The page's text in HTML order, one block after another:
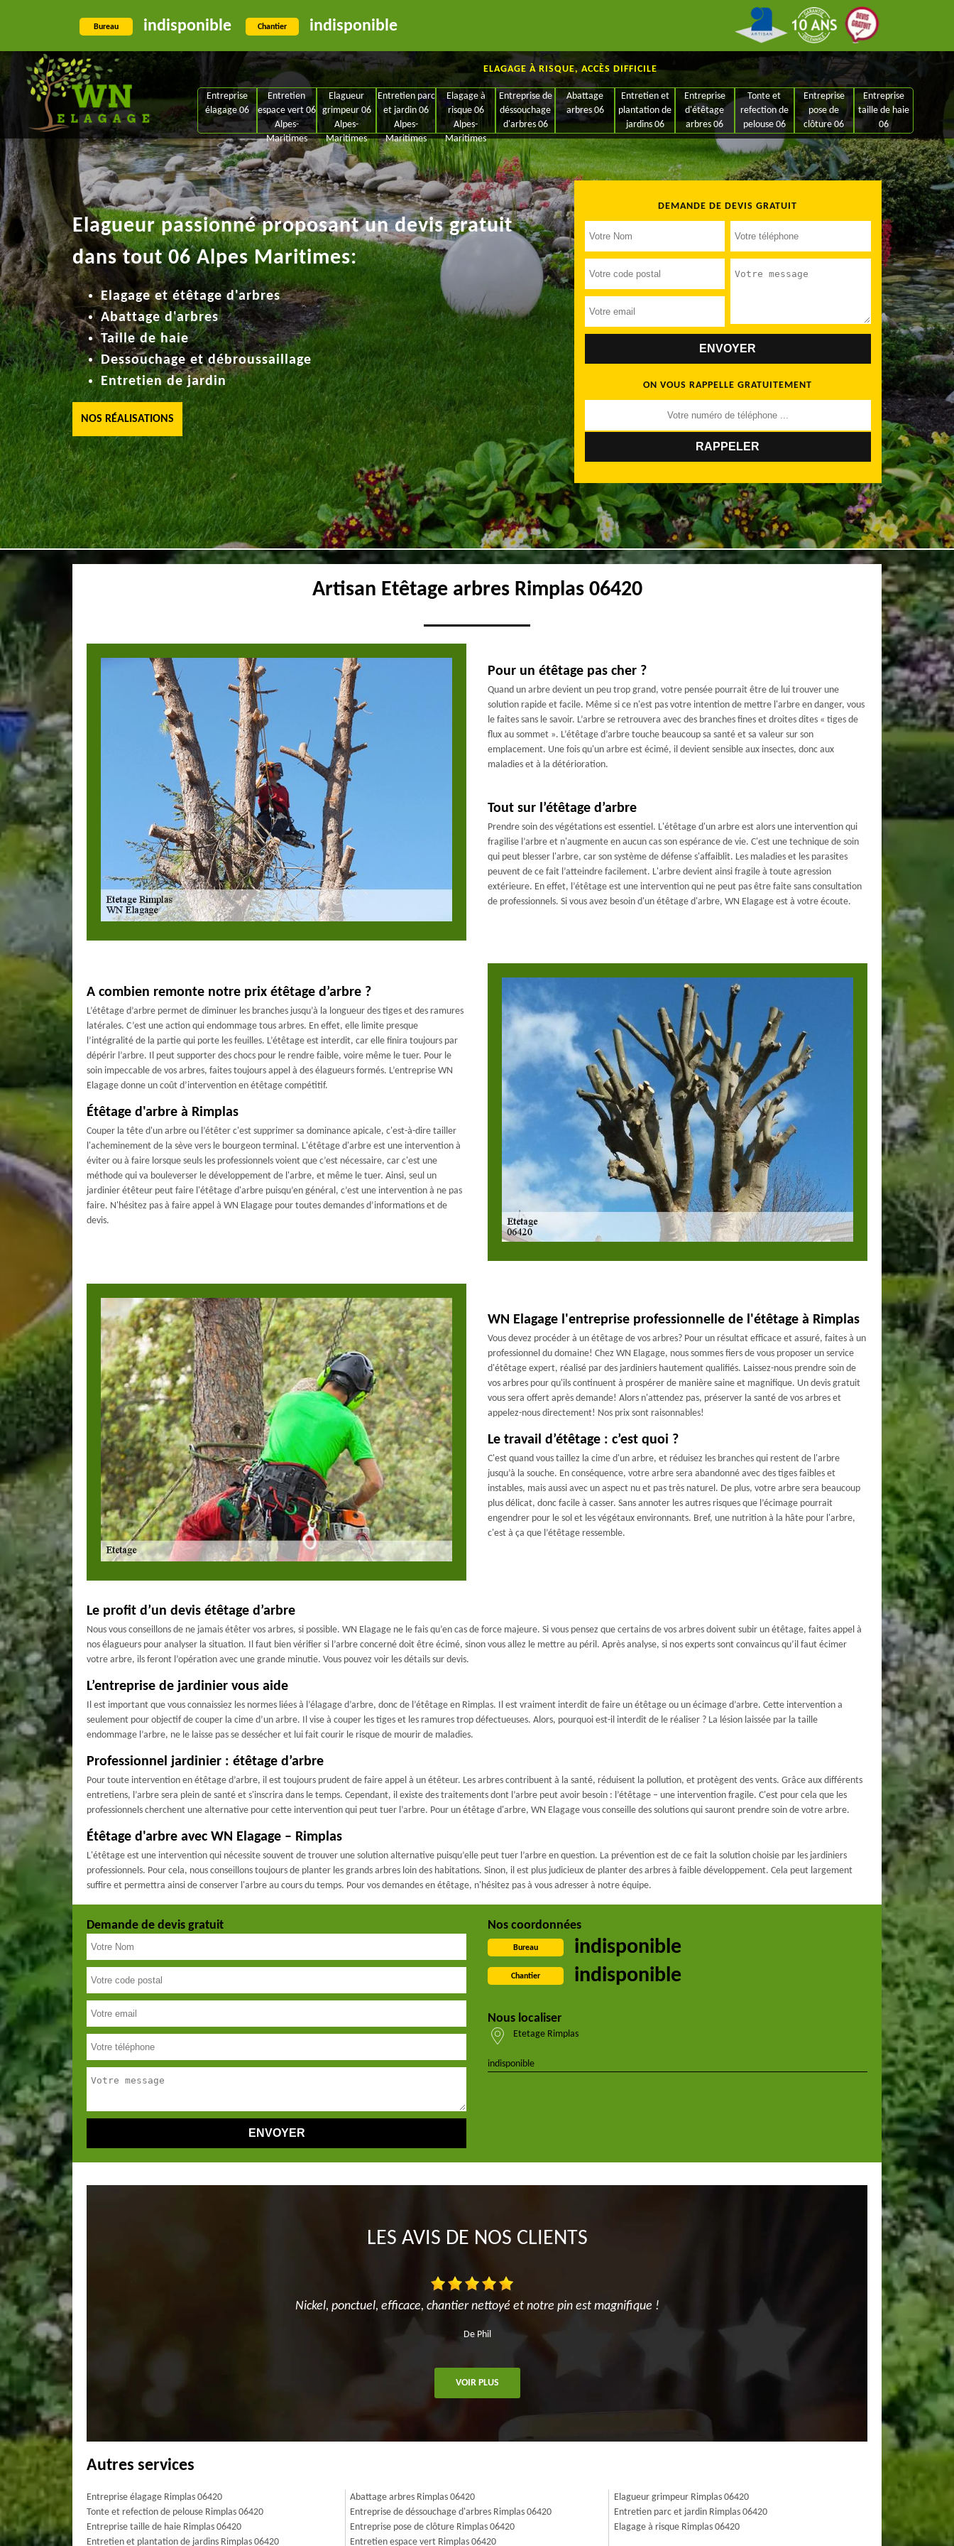
Bureau indisponible Chantier indisponible
ELAGAGE À RISQUE, ACCÈS DIFFICILE
Entreprise
élagage 06
Entretien
espace vert 06
Alpes-
Maritimes
Elagueur
grimpeur 06
Alpes-
Maritimes
Entretien parc
et jardin 06
Alpes-
Maritimes
Elagage à
risque 06
Alpes-
Maritimes
Entreprise de
déssouchage
d'arbres 06
Abattage
arbres 06
Entretien et
plantation de
jardins 06
Entreprise
d'étêtage
arbres 06
Tonte et
refection de
pelouse 06
Entreprise
pose de
clôture 06
Entreprise
taille de haie
06
DEMANDE DE DEVIS GRATUIT
ON VOUS RAPPELLE GRATUITEMENT
Elagueur passionné proposant un devis gratuit
dans tout 06 Alpes Maritimes:
Elagage et étêtage d'arbres
Abattage d'arbres
Taille de haie
Dessouchage et débroussaillage
Entretien de jardin
NOS RÉALISATIONS
Artisan Etêtage arbres Rimplas 06420
Pour un étêtage pas cher ?
Quand un arbre devient un peu trop grand, votre pensée pourrait être de lui trouver une
solution rapide et facile. Même si ce n'est pas votre intention de mettre l'arbre en danger, vous
le faites sans le savoir. L’arbre se retrouvera avec des branches fines et droites dites « tiges de
flux au sommet ». L’étêtage d’arbre touche beaucoup sa santé et sa valeur sur son
emplacement. Une fois qu'un arbre est écimé, il devient sensible aux insectes, donc aux
maladies et à la détérioration.
Tout sur l’étêtage d’arbre
Prendre soin des végétations est essentiel. L'étêtage d'un arbre est alors une intervention qui
fragilise l’arbre et n'augmente en aucun cas son espérance de vie. C'est une technique de soin
qui peut blesser l'arbre, car son système de défense s'affaiblit. Les maladies et les parasites
peuvent de ce fait l’atteindre facilement. L'arbre devient ainsi fragile à toute agression
extérieure. En effet, l’étêtage est une intervention qui ne peut pas être faite sans consultation
de professionnels. Si vous avez besoin d'un étêtage d'arbre, WN Elagage est à votre écoute.
A combien remonte notre prix étêtage d’arbre ?
L’étêtage d’arbre permet de diminuer les branches jusqu’à la longueur des tiges et des ramures
latérales. C’est une action qui endommage tous arbres. En effet, elle limite presque
l’intégralité de la partie qui porte les feuilles. L’étêtage est interdit, car elle finira toujours par
dépérir l’arbre. Il peut supporter des chocs pour le rendre faible, voire même le tuer. Pour le
soin impeccable de vos arbres, faites toujours appel à des élagueurs formés. L’entreprise WN
Elagage donne un coût d’intervention en étêtage compétitif.
Étêtage d'arbre à Rimplas
Couper la tête d'un arbre ou l’étêter c'est supprimer sa dominance apicale, c'est-à-dire tailler
l'acheminement de la sève vers le bourgeon terminal. L'étêtage d'arbre est une intervention à
éviter ou à faire lorsque seuls les professionnels voient que c’est nécessaire, car c'est une
méthode qui va bouleverser le développement de l'arbre, et même le tuer. Ainsi, seul un
jardinier étêteur peut faire l'étêtage d'arbre puisqu’en général, c’est une intervention à ne pas
faire. N'hésitez pas à faire appel à WN Elagage pour toutes demandes d’informations et de
devis.
WN Elagage l'entreprise professionnelle de l'étêtage à Rimplas
Vous devez procéder à un étêtage de vos arbres? Pour un résultat efficace et assuré, faites à un
professionnel du domaine! Chez WN Elagage, nous sommes fiers de vous proposer un service
d'étêtage expert, réalisé par des jardiniers hautement qualifiés. Laissez-nous prendre soin de
vos arbres pour qu'ils continuent à prospérer de manière saine et magnifique. Un devis gratuit
vous sera offert après demande! Alors n'attendez pas, préserver la santé de vos arbres et
appelez-nous directement! Nos prix sont raisonnables!
Le travail d’étêtage : c’est quoi ?
C'est quand vous taillez la cime d'un arbre, et réduisez les branches qui restent de l'arbre
jusqu’à la souche. En conséquence, votre arbre sera abandonné avec des tiges faibles et
instables, mais aussi avec un aspect nu et pas très naturel. De plus, votre arbre sera beaucoup
plus délicat, donc facile à casser. Sans annoter les autres risques que l’écimage pourrait
engendrer pour le sol et les végétaux environnants. Bref, une nutrition à la hâte pour l'arbre,
c'est à ça que l’étêtage ressemble.
Le profit d’un devis étêtage d’arbre
Nous vous conseillons de ne jamais étêter vos arbres, si possible. WN Elagage ne le fais qu’en cas de force majeure. Si vous pensez que certains de vos arbres doivent subir un étêtage, faites appel à
nos élagueurs pour analyser la situation. Il faut bien vérifier si l’arbre concerné doit être écimé, sinon vous allez le mettre au péril. Après analyse, si nos experts sont convaincus qu’il faut écimer
votre arbre, ils feront l’opération avec une grande minutie. Vous pouvez voir les détails sur devis.
L’entreprise de jardinier vous aide
Il est important que vous connaissiez les normes liées à l’élagage d’arbre, donc de l’étêtage en Rimplas. Il est vraiment interdit de faire un étêtage ou un écimage d’arbre. Cette intervention a
seulement pour objectif de couper la cime d’un arbre. Il vise à couper les tiges et les ramures trop défectueuses. Alors, pourquoi est-il interdit de le réaliser ? La lésion laissée par la taille
endommage l’arbre, ne le laisse pas se dessécher et lui fait courir le risque de mourir de maladies.
Professionnel jardinier : étêtage d’arbre
Pour toute intervention en étêtage d’arbre, il est toujours prudent de faire appel à un étêteur. Les arbres contribuent à la santé, réduisent la pollution, et protègent des vents. Grâce aux différents
entretiens, l’arbre sera plein de santé et s'inscrira dans le temps. Cependant, il existe des traitements dont l’arbre peut avoir besoin : l’étêtage – une intervention fragile. C'est pour cela que les
professionnels cherchent une alternative pour cette intervention qui peut tuer l’arbre. Pour un étêtage d'arbre, WN Elagage vous conseille des solutions qui sauront prendre soin de votre arbre.
Étêtage d'arbre avec WN Elagage – Rimplas
L'étêtage est une intervention qui nécessite souvent de trouver une solution alternative puisqu’elle peut tuer l’arbre en question. La prévention est de ce fait la solution choisie par les jardiniers
professionnels. Pour cela, nous conseillons toujours de planter les grands arbres loin des habitations. Sinon, il est plus judicieux de planter des arbres à faible développement. Cela peut largement
suffire et permettra ainsi de conserver l'arbre au cours du temps. Pour vos demandes en étêtage, n'hésitez pas à vous adresser à notre équipe.
Demande de devis gratuit Nos coordonnées
Bureau indisponible
Chantier indisponible
Nous localiser
Etetage Rimplas
indisponible
LES AVIS DE NOS CLIENTS
Nickel, ponctuel, efficace, chantier nettoyé et notre pin est magnifique !
De Phil
VOIR PLUS
Autres services
Entreprise élagage Rimplas 06420
Tonte et refection de pelouse Rimplas 06420
Entreprise taille de haie Rimplas 06420
Entretien et plantation de jardins Rimplas 06420
Abattage arbres Rimplas 06420
Entreprise de déssouchage d'arbres Rimplas 06420
Entreprise pose de clôture Rimplas 06420
Entretien espace vert Rimplas 06420
Elagueur grimpeur Rimplas 06420
Entretien parc et jardin Rimplas 06420
Elagage à risque Rimplas 06420